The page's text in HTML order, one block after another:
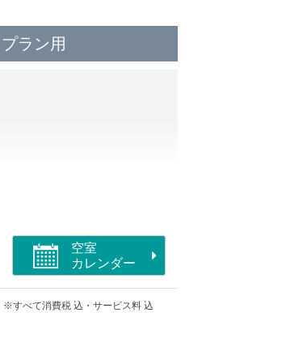
ラン用
空室
カレンダー
※すべて消費税 込・サービス料 込